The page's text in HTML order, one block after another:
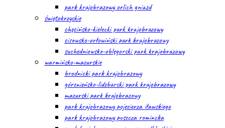
park krajobrazowy orlich gniazd
świętokrzyskie
chęcińsko-kielecki park krajobrazowy
cisowsko-orłowiński park krajobrazowy
suchedniowsko-oblęgorski park krajobrazowy
warmińsko-mazurskie
brodnicki park krajobrazowy
górznieńsko-lidzbarski park krajobrazowy
mazurski park krajobrazowy
park krajobrazowy pojezierza iławskiego
park krajobrazowy puszcza romincka